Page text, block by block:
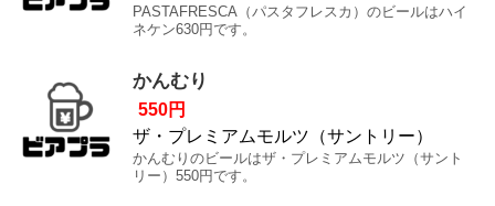
PASTAFRESCA（パスタフレスカ）のビールはハイ
ネケン630円です。
かんむり
550円
ザ・プレミアムモルツ（サントリー）
かんむりのビールはザ・プレミアムモルツ（サント
リー）550円です。